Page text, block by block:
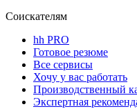
Соискателям
hh PRO
Готовое резюме
Все сервисы
Хочу у вас работать
Производственный
Экспертная